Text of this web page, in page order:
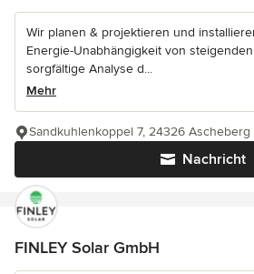
Wir planen & projektieren und
Energie-Unabhängigkeit von
sorgfältige Analyse d...
Mehr
Nachricht
Sandkuhlenkoppel 7, 24326 Ascheberg
FINLEY Solar GmbH